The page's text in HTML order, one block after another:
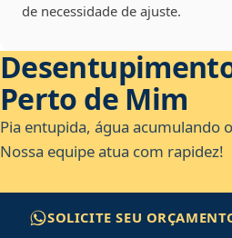
de necessidade de ajuste.
Perto de Mim
Pia entupida, água acumulando
Nossa equipe atua com rapidez!
SOLICITE SEU